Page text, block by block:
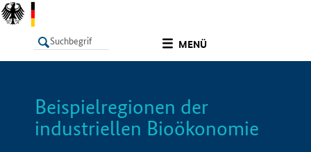
MENÜ
LISTE
Beispielregionen der
industriellen Bioökonomie